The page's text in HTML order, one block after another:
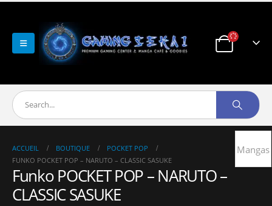
ACCUEIL BOUTIQUE
POCKET POP
FUNKO POCKET POP – NARUTO – CLASSIC SASUKE
Funko POCKET POP – NARUTO –
CLASSIC SASUKE
Mangas